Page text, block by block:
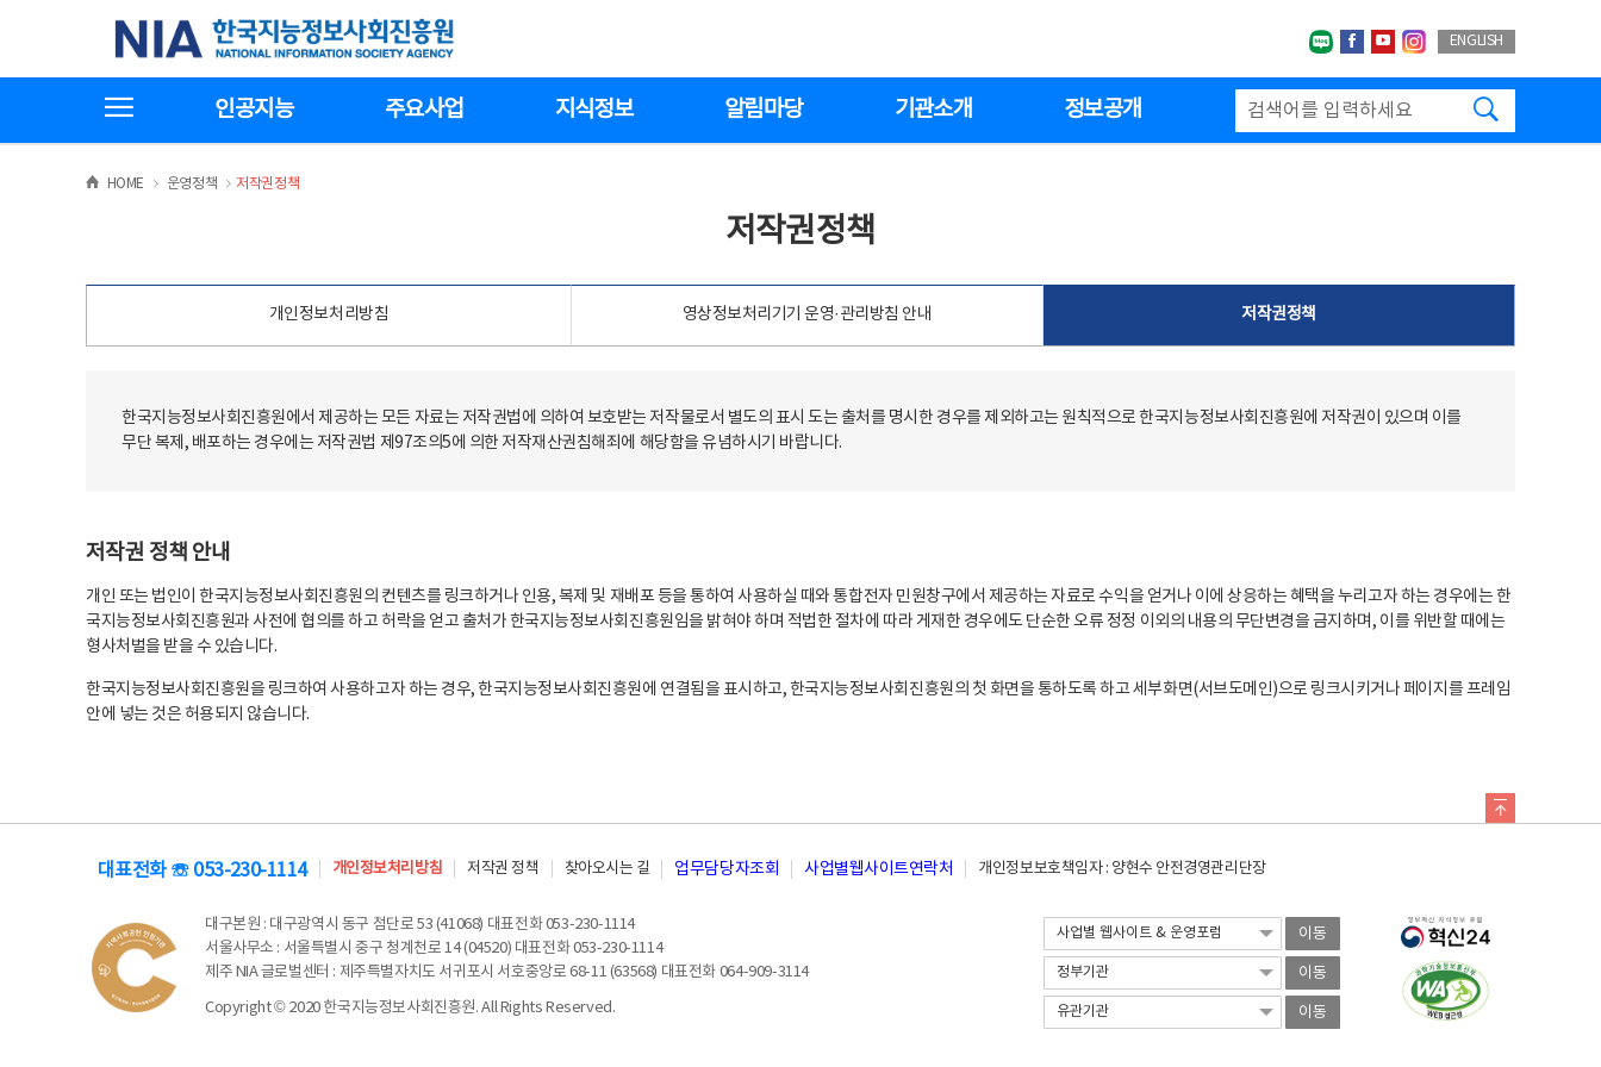
기
한국지능정보사회진흥원
네이버블로그
페이스북
유투브인스타그랩
ENGLISH
인공지능 주요사업 지식정보 알림마당 기관소개 정보공개
HOME >운영정책 >
저작권정책
저작권정책
개인정보처리방침 영상정보처리기기 운영·관리방침 안내 저작권정책
한국지능정보사회진흥원에서 제공하는 모든 자료는 저작권법에 의하여 보호받는 저작물로서 별도의 표시 도는 출처를 명시한 경우를 제외하고는 원칙적으로 한국지능정보사회진흥원에 저작권이 있으며 이를
무단 복제, 배포하는 경우에는 저작권법 제97조의5에 의한 저작재산권침해죄에 해당함을 유념하시기 바랍니다.
저작권 정책 안내
개인 또는 법인이 한국지능정보사회진흥원의 컨텐츠를 링크하거나 인용, 복제 및 재배포 등을 통하여 사용하실 때와 통합전자 민원창구에서 제공하는 자료로 수익을 얻거나 이에 상응하는 혜택을 누리고자 하는 경우에는 한
국지능정보사회진흥원과 사전에 협의를 하고 허락을 얻고 출처가 한국지능정보사회진흥원임을 밝혀야 하며 적법한 절차에 따라 게재한 경우에도 단순한 오류 정정 이외의 내용의 무단변경을 금지하며, 이를 위반할 때에는
형사처벌을 받을 수 있습니다.
한국지능정보사회진흥원을 링크하여 사용하고자 하는 경우, 한국지능정보사회진흥원에 연결됨을 표시하고, 한국지능정보사회진흥원의 첫 화면을 통하도록 하고 세부화면(서브도메인)으로 링크시키거나 페이지를 프레임
안에 넣는 것은 허용되지 않습니다.
대표전화 ☏ 053-230-1114 개인정보처리방침 저작권 정책 찾아오시는 길 업무담당자조회 사업별웹사이트연락처 개인정보보호책임자 : 양현수 안전경영관리단장
대구본원 : 대구광역시 동구 첨단로 53 (41068) 대표전화 053-230-1114
서울사무소 : 서울특별시 중구 청계천로 14 (04520) 대표전화 053-230-1114
제주 NIA 글로벌센터 : 제주특별자치도 서귀포시 서호중앙로 68-11 (63568) 대표전화 064-909-3114
Copyright © 2020 한국지능정보사회진흥원. All Rights Reserved.
이동
이동
이동